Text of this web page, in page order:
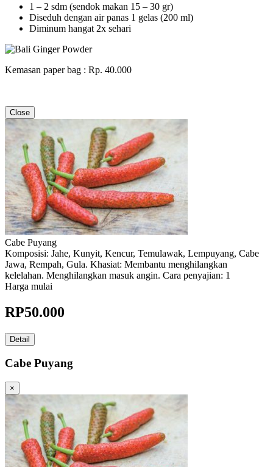
1 – 2 sdm (sendok makan 15 – 30 gr)
Diseduh dengan air panas 1 gelas (200 ml)
Diminum hangat 2x sehari
Kemasan paper bag : Rp. 40.000
Close
Cabe Puyang
Komposisi: Jahe, Kunyit, Kencur, Temulawak, Lempuyang, Cabe
Jawa, Rempah, Gula. Khasiat: Membantu menghilangkan
kelelahan. Menghilangkan masuk angin. Cara penyajian: 1
Harga mulai
RP50.000
Detail
Cabe Puyang
×